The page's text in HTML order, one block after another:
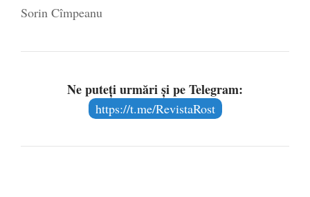
Sorin Cîmpeanu
Ne puteți urmări și pe Telegram:
https://t.me/RevistaRost